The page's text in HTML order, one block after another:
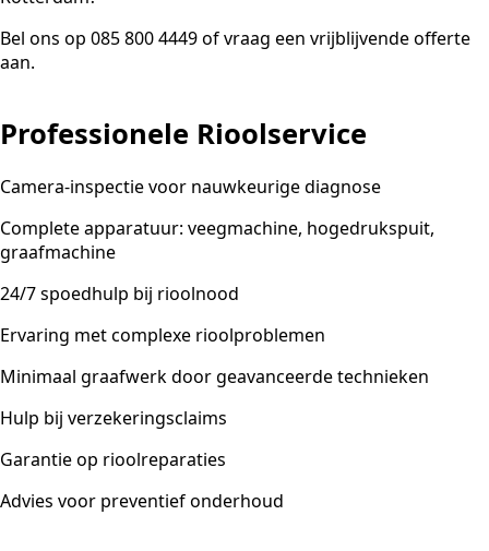
Bel ons op 085 800 4449 of vraag een vrijblijvende offerte
aan.
Professionele Rioolservice
Camera-inspectie voor nauwkeurige diagnose
Complete apparatuur: veegmachine, hogedrukspuit,
graafmachine
24/7 spoedhulp bij rioolnood
Ervaring met complexe rioolproblemen
Minimaal graafwerk door geavanceerde technieken
Hulp bij verzekeringsclaims
Garantie op rioolreparaties
Advies voor preventief onderhoud